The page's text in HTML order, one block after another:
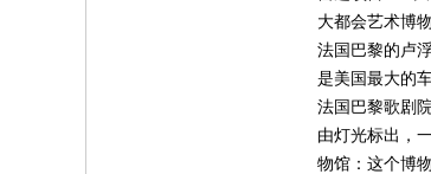
大都会艺术博
法国巴黎的卢
是美国最大的
法国巴黎歌剧
由灯光标出，
物馆：这个博